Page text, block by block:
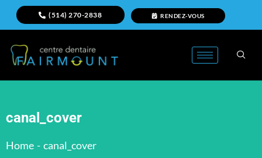
(514) 270-2838 RENDEZ-VOUS
canal_cover
Home - canal_cover